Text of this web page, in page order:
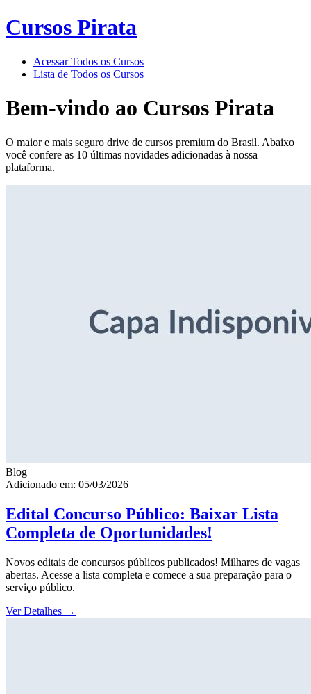
Cursos Pirata
Acessar Todos os Cursos
Lista de Todos os Cursos
Bem-vindo ao Cursos Pirata
O maior e mais seguro drive de cursos premium do Brasil. Abaixo
você confere as 10 últimas novidades adicionadas à nossa
plataforma.
Blog
Adicionado em: 05/03/2026
Edital Concurso Público: Baixar Lista
Completa de Oportunidades!
Novos editais de concursos públicos publicados! Milhares de vagas
abertas. Acesse a lista completa e comece a sua preparação para o
serviço público.
Ver Detalhes →